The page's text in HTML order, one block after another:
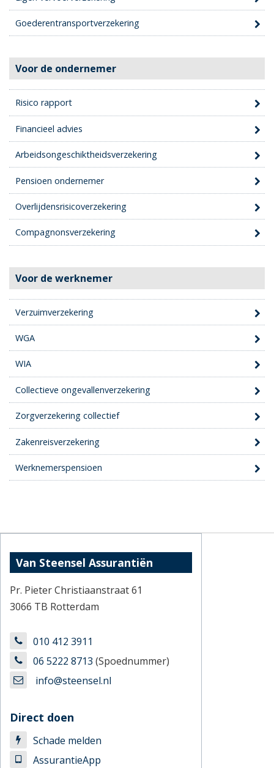
Goederentransportverzekering
Voor de ondernemer
Risico rapport
Financieel advies
Arbeidsongeschiktheidsverzekering
Pensioen ondernemer
Overlijdensrisicoverzekering
Compagnonsverzekering
Voor de werknemer
Verzuimverzekering
WGA
WIA
Collectieve ongevallenverzekering
Zorgverzekering collectief
Zakenreisverzekering
Werknemerspensioen
Van Steensel Assurantiën
Pr. Pieter Christiaanstraat 61
3066 TB Rotterdam
010 412 3911
06 5222 8713 (Spoednummer)
info@steensel.nl
Direct doen
Schade melden
AssurantieApp